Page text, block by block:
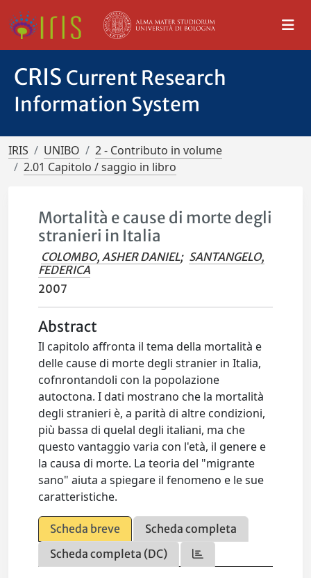
CRIS Current Research
Information System
IRIS UNIBO
2 - Contributo in volume
2.01 Capitolo / saggio in libro
Mortalità e cause di morte degli
stranieri in Italia
COLOMBO, ASHER DANIEL; SANTANGELO,
FEDERICA
2007
Abstract
Il capitolo affronta il tema della mortalità e
delle cause di morte degli stranier in Italia,
cofnrontandoli con la popolazione
autoctona. I dati mostrano che la mortalità
degli stranieri è, a parità di altre condizioni,
più bassa di quelal degli italiani, ma che
questo vantaggio varia con l'età, il genere e
la causa di morte. La teoria del "migrante
sano" aiuta a spiegare il fenomeno e le sue
caratteristiche.
Scheda breve
Scheda completa
Scheda completa (DC)